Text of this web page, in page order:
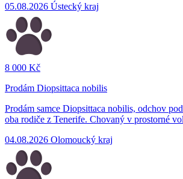
05.08.2026 Ústecký kraj
8 000 Kč
Prodám Diopsittaca nobilis
Prodám samce Diopsittaca nobilis, odchov
oba rodiče z Tenerife. Chovaný v prostorné
04.08.2026 Olomoucký kraj